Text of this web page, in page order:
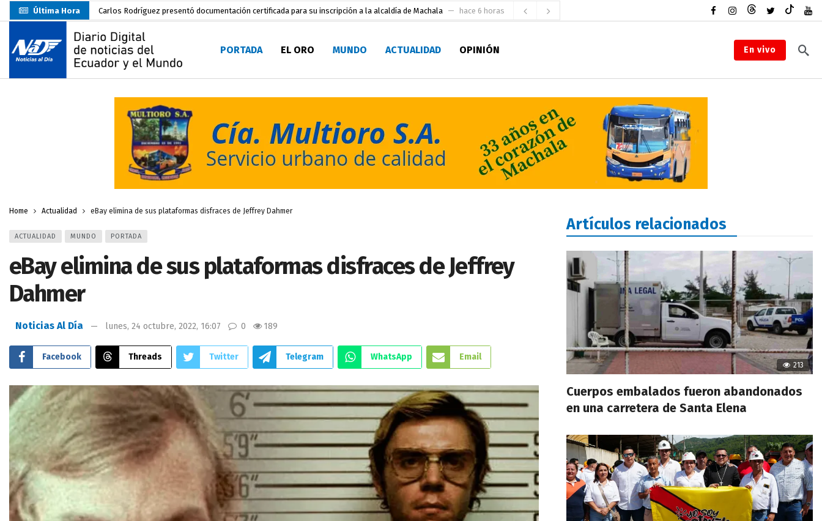
Última Hora Colombia reanuda venta de energía hace 19 horas
Carlos Rodríguez inscribe su candidatura a la alcaldía de Machala
Carlos Carrión Figueroa, Premio Nacional de Literatura Eugenio Espejo hace 1 día
Incendio en local de comidas fue extinguido por personal de Bomberos Machala
Representantes del MMO visitaron la Primera Jefatura de Bomberos
UTMACH inicia pruebas de admisión para 7.467 aspirantes hace 2 días
Santa Rosa inició sus fiestas patronales con un multitudinario pregón lleno de color y tradición hace 2 días
Prefecto Clemente Bravo Inauguró Centro de Acopio Casa del Pescador Artesanal Orense hace 3 horas
PORTADA EL ORO MUNDO ACTUALIDAD OPINIÓN En vivo
Home Actualidad eBay elimina de sus plataformas disfraces de Jeffrey Dahmer
ACTUALIDAD MUNDO PORTADA
eBay elimina de sus plataformas disfraces de Jeffrey
Dahmer
Noticias Al Día lunes, 24 octubre, 2022, 16:07 0 189
Facebook Threads Twitter Telegram WhatsApp Email
Artículos relacionados
213
Cuerpos embalados fueron abandonados
en una carretera de Santa Elena